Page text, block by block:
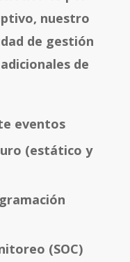
nuestro
de gestión
de
eventos
(estático y
(SOC)